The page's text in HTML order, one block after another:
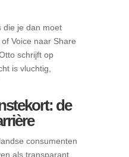
die je dan moet
Voice naar Share
schrijft op
is vluchtig,
de
consumenten
als transparant,